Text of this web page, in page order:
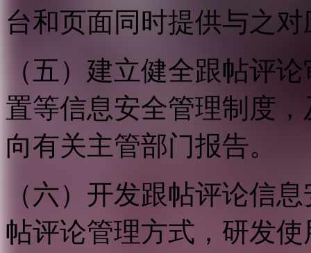
台和页面同时提供与之
（五）建立健全跟帖评
置等信息安全管理制度
向有关主管部门报告。
（六）开发跟帖评论信
帖评论管理方式，研发